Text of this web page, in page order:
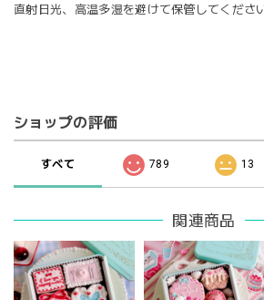
直射日光、高温多湿を避けて保管してください
ショップの評価
すべて 789 13
関連商品